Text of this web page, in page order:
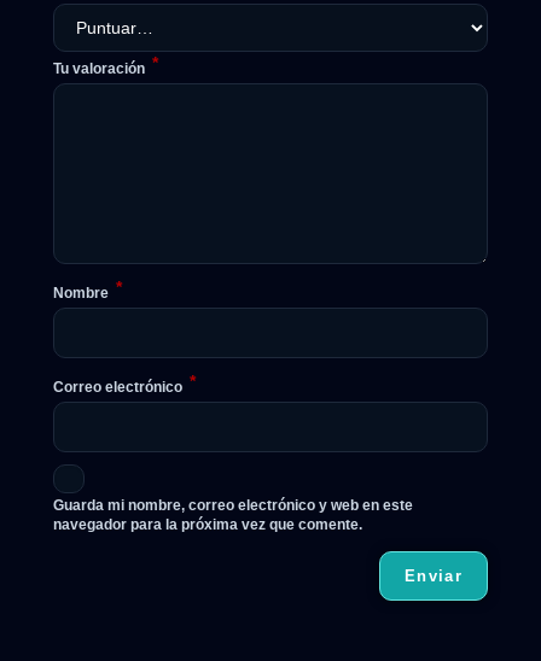
Tu valoración *
Nombre *
Correo electrónico *
Guarda mi nombre, correo electrónico y web en este
navegador para la próxima vez que comente.